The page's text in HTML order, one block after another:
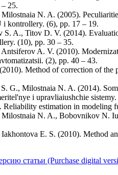
25.
N. A. (2005).
i kontrollery. (6), pp. 17 – 19.
A., Titov D. V. (2014).
(10), pp. 30 – 35.
A. V. (2010).
(2), pp. 40 – 43.
Method of correction of the
G., Milostnaia N. A. (2014).
i upravliaiushchie
estimation in modeling
N. A., Bobovnikov N.
E. S. (2010). Method
статьи (Purchase digital